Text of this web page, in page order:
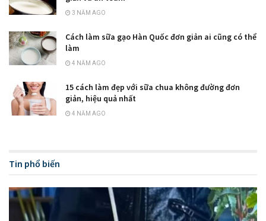
3 NĂM AGO
Cách làm sữa gạo Hàn Quốc đơn giản ai cũng có thể
làm
4 NĂM AGO
15 cách làm đẹp với sữa chua không đường đơn
giản, hiệu quả nhất
4 NĂM AGO
Tin phổ biến